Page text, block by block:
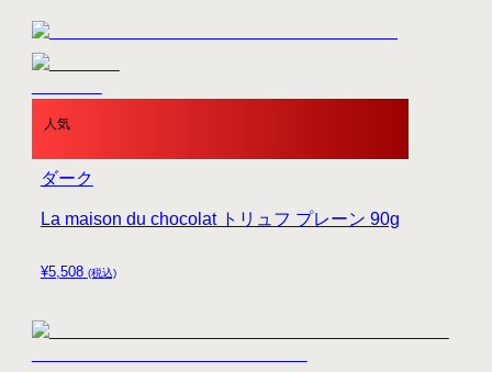
人気
¥5,508 (税込)
La maison du chocolat トリュフ プレーン 90g
ダーク